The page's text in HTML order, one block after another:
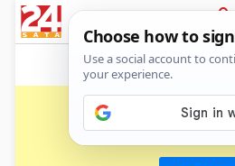
PRIJAVA
News
penal